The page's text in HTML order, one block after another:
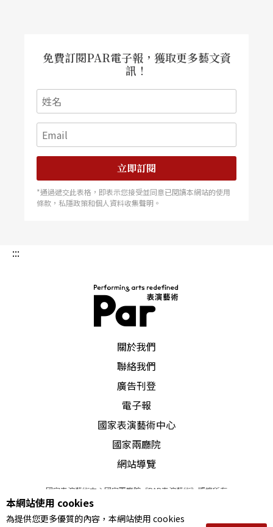
免費訂閱PAR電子報，獲取更多藝文資
訊！
立即訂閱
*通過遞交此表格，即表示您接受並同意已閱讀本網站的使用
條款，私隱政策和個人資料收集聲明。
:::
關於我們
聯絡我們
廣告刊登
電子報
國家表演藝術中心
國家兩廳院
網站導覽
國家表演藝術中心國家兩廳院《PAR表演藝術》版權所有
© 2022Performing arts redefined. All Rights Reserved
統一編號 Tax Id number 00973926
本網站使用 cookies
為提供您更多優質的內容，本網站使用 cookies